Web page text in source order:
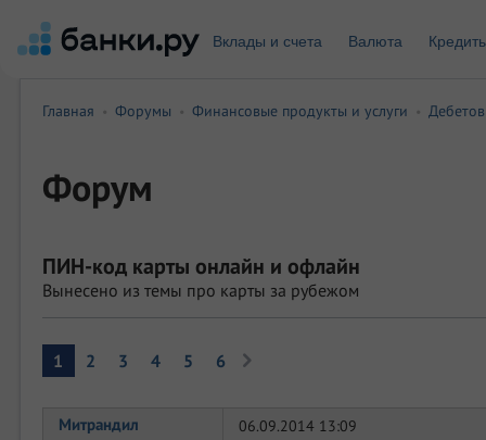
Вклады и счета Валюта
Главная Форумы Финансовые продукты и услуги
Форум
ПИН-код карты онлайн и офлайн
Вынесено из темы про карты за рубежом
1 2 3 4 5 6
Митрандил 06.09.2014 13:09